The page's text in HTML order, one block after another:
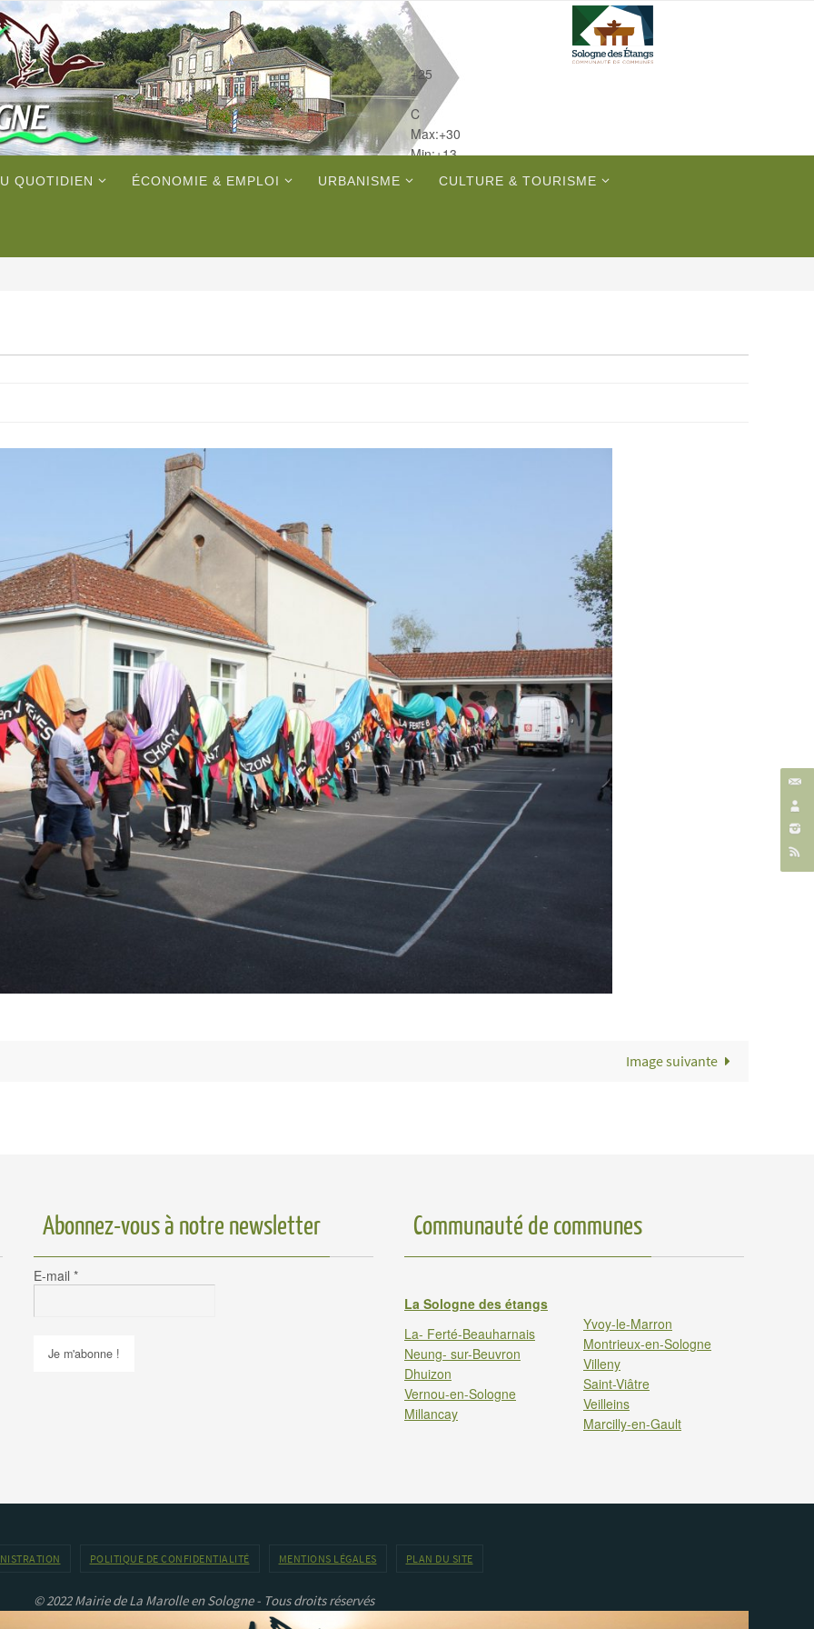
+25
°
C
Max:+30
Min:+13
QUOTIDIEN ÉCONOMIE & EMPLOI URBANISME CULTURE & TOURISME
Image suivante
Abonnez-vous à notre newsletter
E-mail *
Communauté de communes
La Sologne des étangs
La- Ferté-Beauharnais
Neung- sur-Beuvron
Dhuizon
Vernou-en-Sologne
Millancay
Yvoy-le-Marron
Montrieux-en-Sologne
Villeny
Saint-Viâtre
Veilleins
Marcilly-en-Gault
POLITIQUE DE CONFIDENTIALITÉ MENTIONS LÉGALES PLAN DU SITE
© 2022 Mairie de La Marolle en Sologne - Tous droits réservés